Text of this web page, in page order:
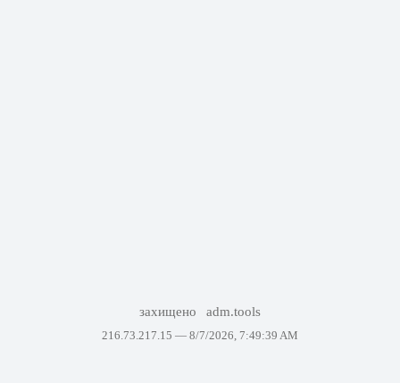
захищено adm.tools
216.73.217.15 — 8/7/2026, 7:49:39 AM